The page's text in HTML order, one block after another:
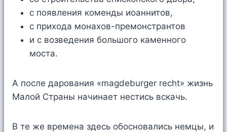
с появления коменды иоаннитов,
с прихода монахов-премонстрантов
и с возведения большого каменного
моста.
А после дарования «magdeburger recht» жизнь
Малой Страны начинает нестись вскачь.
В те же времена здесь обосновались немцы, и